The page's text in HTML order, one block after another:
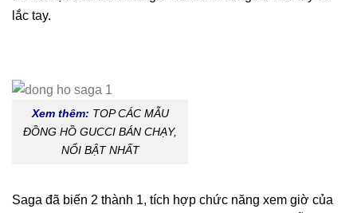
lắc tay.
Xem thêm: TOP CÁC MẪU
ĐỒNG HỒ GUCCI BÁN CHẠY,
NỔI BẬT NHẤT
Saga đã biến 2 thành 1, tích hợp chức năng xem giờ của